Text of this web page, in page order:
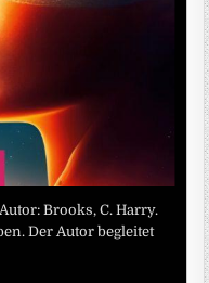
Brooks, C. Harry.
Der Autor begleitet